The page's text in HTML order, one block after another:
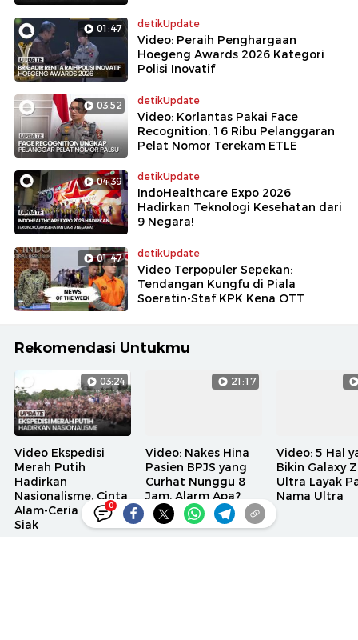
01:47 detikUpdate
Video: Peraih Penghargaan
Hoegeng Awards 2026 Kategori
Polisi Inovatif
03:52 detikUpdate
Video: Korlantas Pakai Face
Recognition, 16 Ribu Pelanggaran
Pelat Nomor Terekam ETLE
04:39 detikUpdate
IndoHealthcare Expo 2026
Hadirkan Teknologi Kesehatan dari
9 Negara!
01:47 detikUpdate
Video Terpopuler Sepekan:
Tendangan Kungfu di Piala
Soeratin-Staf KPK Kena OTT
Rekomendasi Untukmu
03:24
Video Ekspedisi
Merah Putih
Hadirkan
Nasionalisme, Cinta
Alam-Ceria di Ujung
Siak
21:17
Video: Nakes Hina
Pasien BPJS yang
Curhat Nunggu 8
Jam, Alarm Apa?
Video: 5 Hal
Bikin Galaxy
Ultra Layak
Nama Ultra
0